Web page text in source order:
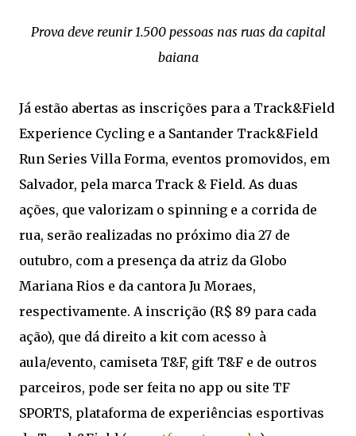
Prova deve reunir 1.500 pessoas nas ruas da capital
baiana
Já estão abertas as inscrições para a Track&Field
Experience Cycling e a Santander Track&Field
Run Series Villa Forma, eventos promovidos, em
Salvador, pela marca Track & Field. As duas
ações, que valorizam o spinning e a corrida de
rua, serão realizadas no próximo dia 27 de
outubro, com a presença da atriz da Globo
Mariana Rios e da cantora Ju Moraes,
respectivamente. A inscrição (R$ 89 para cada
ação), que dá direito a kit com acesso à
aula/evento, camiseta T&F, gift T&F e de outros
parceiros, pode ser feita no app ou site TF
SPORTS, plataforma de experiências esportivas